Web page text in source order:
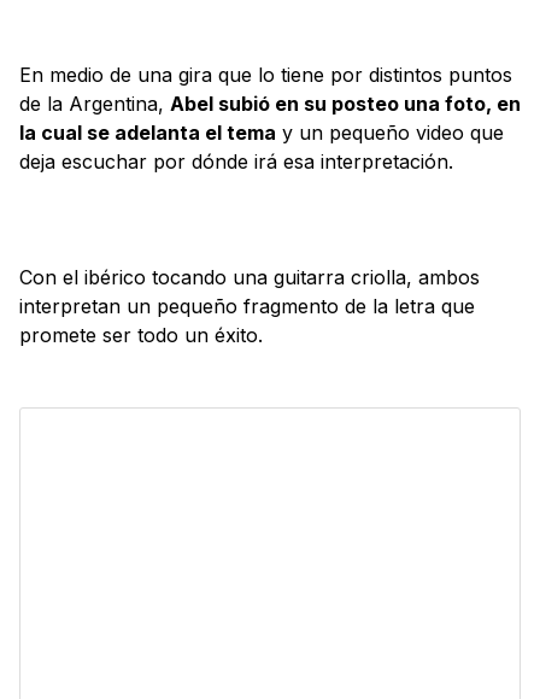
En medio de una gira que lo tiene por distintos puntos
de la Argentina, Abel subió en su posteo una foto, en
la cual se adelanta el tema y un pequeño video que
deja escuchar por dónde irá esa interpretación.
Con el ibérico tocando una guitarra criolla, ambos
interpretan un pequeño fragmento de la letra que
promete ser todo un éxito.